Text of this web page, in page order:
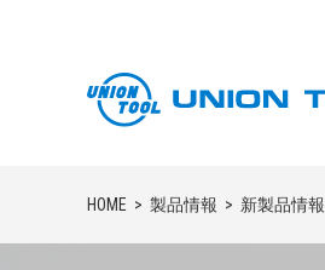
HOME 製品情報 新製品情報